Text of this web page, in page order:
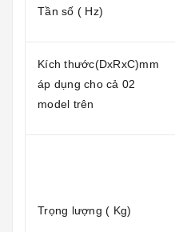
Tần số ( Hz)
Kích thước(DxRxC)mm
áp dụng cho cả 02
model trên
Trọng lượng ( Kg)